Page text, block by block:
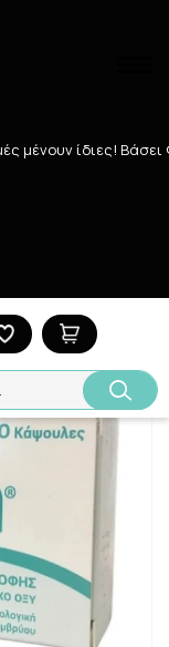
μένουν ίδιες!